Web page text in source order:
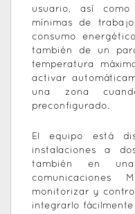
usuario, así
mínimas de
consumo
también de un
temperatura
activar
una zona
preconfigurado.
El equipo está
instalaciones a
también en
comunicaciones
monitorizar y
integrarlo